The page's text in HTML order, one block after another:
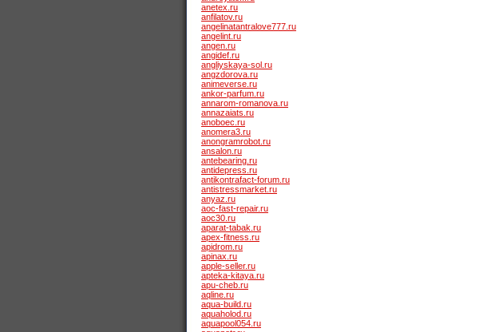
anetex.ru
anfilatov.ru
angelinatantralove777.ru
angelint.ru
angen.ru
angidef.ru
angliyskaya-sol.ru
angzdorova.ru
animeverse.ru
ankor-parfum.ru
annarom-romanova.ru
annazaiats.ru
anoboec.ru
anomera3.ru
anongramrobot.ru
ansalon.ru
antebearing.ru
antidepress.ru
antikontrafact-forum.ru
antistressmarket.ru
anyaz.ru
aoc-fast-repair.ru
aoc30.ru
aparat-tabak.ru
apex-fitness.ru
apidrom.ru
apinax.ru
apple-seller.ru
apteka-kitaya.ru
apu-cheb.ru
aqline.ru
aqua-build.ru
aquaholod.ru
aquapool054.ru